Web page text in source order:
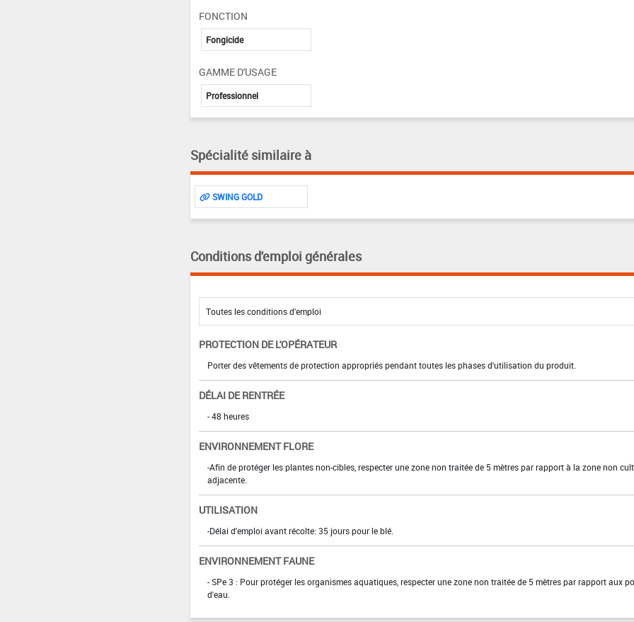
FONCTION
Fongicide
GAMME D'USAGE
Professionnel
Spécialité similaire à
SWING GOLD
Conditions d'emploi générales
PROTECTION DE L'OPÉRATEUR
Porter des vêtements de protection appropriés pendant toutes les phases d'utilisation du produit.
DÉLAI DE RENTRÉE
- 48 heures
ENVIRONNEMENT FLORE
-Afin de protéger les plantes non-cibles, respecter une zone non traitée de 5 mètres par rapport à la zone non
adjacente.
UTILISATION
-Délai d'emploi avant récolte: 35 jours pour le blé.
ENVIRONNEMENT FAUNE
- SPe 3 : Pour protéger les organismes aquatiques, respecter une zone non traitée de 5 mètres par rapport aux
d'eau.